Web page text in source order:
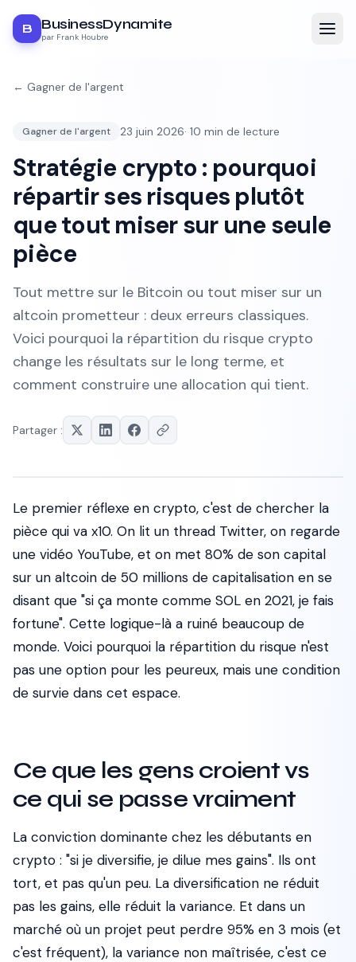
B BusinessDynamite
par Frank Houbre
← Gagner de l'argent
Gagner de l'argent 23 juin 2026· 10 min de lecture
Stratégie crypto : pourquoi
répartir ses risques plutôt
que tout miser sur une seule
pièce
Tout mettre sur le Bitcoin ou tout miser sur un
altcoin prometteur : deux erreurs classiques.
Voici pourquoi la répartition du risque crypto
change les résultats sur le long terme, et
comment construire une allocation qui tient.
Partager :
Le premier réflexe en crypto, c'est de chercher la
pièce qui va x10. On lit un thread Twitter, on regarde
une vidéo YouTube, et on met 80% de son capital
sur un altcoin de 50 millions de capitalisation en se
disant que "si ça monte comme SOL en 2021, je fais
fortune". Cette logique-là a ruiné beaucoup de
monde. Voici pourquoi la répartition du risque n'est
pas une option pour les peureux, mais une condition
de survie dans cet espace.
Ce que les gens croient vs
ce qui se passe vraiment
La conviction dominante chez les débutants en
crypto : "si je diversifie, je dilue mes gains". Ils ont
tort, et pas qu'un peu. La diversification ne réduit
pas les gains, elle réduit la variance. Et dans un
marché où un projet peut perdre 95% en 3 mois (et
c'est fréquent), la variance non maîtrisée, c'est ce